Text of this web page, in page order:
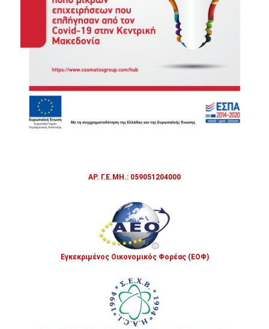
ΑΡ. Γ.Ε.ΜΗ.: 059051204000
Εγκεκριμένος Οικονομικός Φορέας (ΕΟΦ)